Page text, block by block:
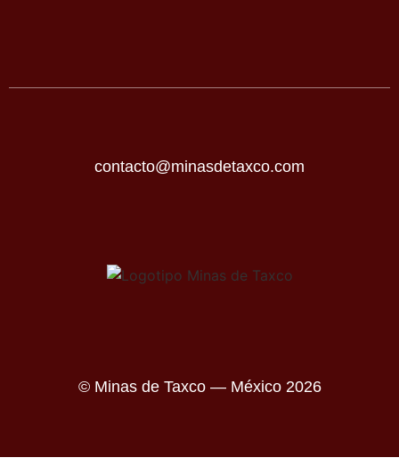
contacto@minasdetaxco.com
© Minas de Taxco — México 2026